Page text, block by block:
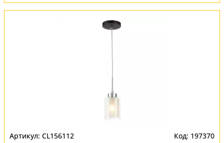
CL156112 197370